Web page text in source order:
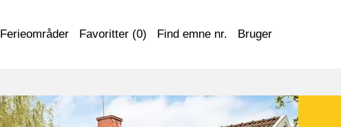
Ferieområder Favoritter (0) Find emne nr. Bruger